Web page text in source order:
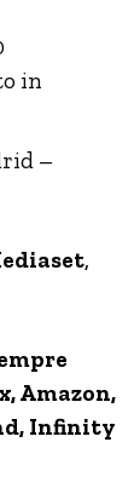
in
–
,
Amazon,
Infinity